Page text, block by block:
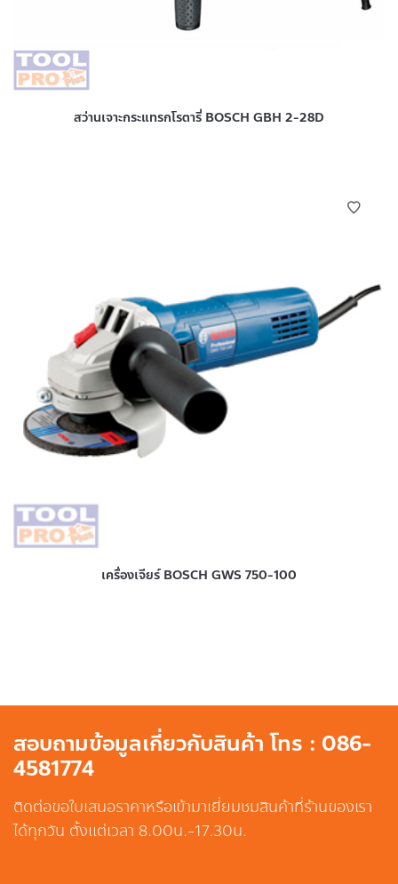
สว่านเจาะกระแทรกโรตารี่ BOSCH GBH 2-28D
เครื่องเจียร์ BOSCH GWS 750-100
สอบถามข้อมูลเกี่ยวกับสินค้า โทร : 086-
4581774
ติดต่อขอใบเสนอราคาหรือเข้ามาเยี่ยมชมสินค้าที่ร้านของเรา
ได้ทุกวัน ตั้งแต่เวลา 8.00น.-17.30น.